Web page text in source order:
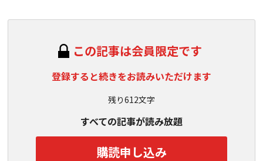
この記事は会員限定です
登録すると続きをお読みいただけます
残り612文字
すべての記事が読み放題
購読申し込み